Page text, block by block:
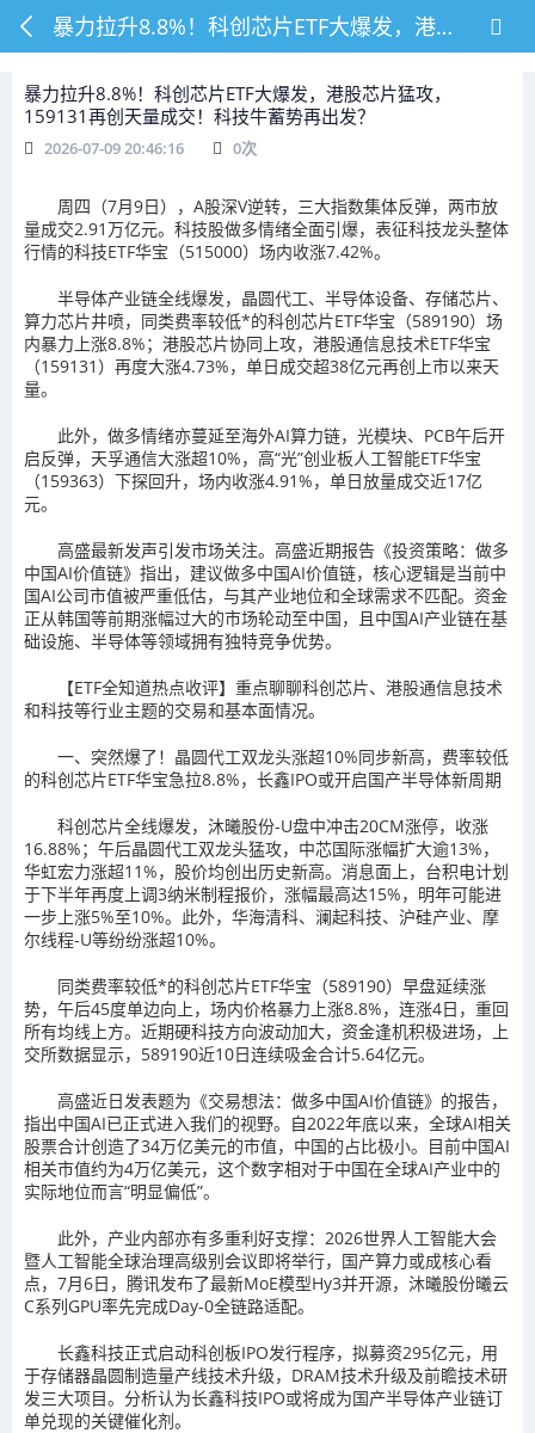
暴力拉升8.8%！科创芯片ETF大爆发，港股芯片猛攻，159131再创天量成交！科技牛蓄势再出发？
暴力拉升8.8%！科创芯片ETF大爆发，港股芯片猛攻，
159131再创天量成交！科技牛蓄势再出发？
2026-07-09 20:46:16 0次
周四（7月9日），A股深V逆转，三大指数集体反弹，两市放
量成交2.91万亿元。科技股做多情绪全面引爆，表征科技龙头整体
行情的科技ETF华宝（515000）场内收涨7.42%。
半导体产业链全线爆发，晶圆代工、半导体设备、存储芯片、
算力芯片井喷，同类费率较低*的科创芯片ETF华宝（589190）场
内暴力上涨8.8%；港股芯片协同上攻，港股通信息技术ETF华宝
（159131）再度大涨4.73%，单日成交超38亿元再创上市以来天
量。
此外，做多情绪亦蔓延至海外AI算力链，光模块、PCB午后开
启反弹，天孚通信大涨超10%，高“光”创业板人工智能ETF华宝
（159363）下探回升，场内收涨4.91%，单日放量成交近17亿
元。
高盛最新发声引发市场关注。高盛近期报告《投资策略：做多
中国AI价值链》指出，建议做多中国AI价值链，核心逻辑是当前中
国AI公司市值被严重低估，与其产业地位和全球需求不匹配。资金
正从韩国等前期涨幅过大的市场轮动至中国，且中国AI产业链在基
础设施、半导体等领域拥有独特竞争优势。
【ETF全知道热点收评】重点聊聊科创芯片、港股通信息技术
和科技等行业主题的交易和基本面情况。
一、突然爆了！晶圆代工双龙头涨超10%同步新高，费率较低
的科创芯片ETF华宝急拉8.8%，长鑫IPO或开启国产半导体新周期
科创芯片全线爆发，沐曦股份-U盘中冲击20CM涨停，收涨
16.88%；午后晶圆代工双龙头猛攻，中芯国际涨幅扩大逾13%，
华虹宏力涨超11%，股价均创出历史新高。消息面上，台积电计划
于下半年再度上调3纳米制程报价，涨幅最高达15%，明年可能进
一步上涨5%至10%。此外，华海清科、澜起科技、沪硅产业、摩
尔线程-U等纷纷涨超10%。
同类费率较低*的科创芯片ETF华宝（589190）早盘延续涨
势，午后45度单边向上，场内价格暴力上涨8.8%，连涨4日，重回
所有均线上方。近期硬科技方向波动加大，资金逢机积极进场，上
交所数据显示，589190近10日连续吸金合计5.64亿元。
高盛近日发表题为《交易想法：做多中国AI价值链》的报告，
指出中国AI已正式进入我们的视野。自2022年底以来，全球AI相关
股票合计创造了34万亿美元的市值，中国的占比极小。目前中国AI
相关市值约为4万亿美元，这个数字相对于中国在全球AI产业中的
实际地位而言“明显偏低”。
此外，产业内部亦有多重利好支撑：2026世界人工智能大会
暨人工智能全球治理高级别会议即将举行，国产算力或成核心看
点，7月6日，腾讯发布了最新MoE模型Hy3并开源，沐曦股份曦云
C系列GPU率先完成Day-0全链路适配。
长鑫科技正式启动科创板IPO发行程序，拟募资295亿元，用
于存储器晶圆制造量产线技术升级，DRAM技术升级及前瞻技术研
发三大项目。分析认为长鑫科技IPO或将成为国产半导体产业链订
单兑现的关键催化剂。